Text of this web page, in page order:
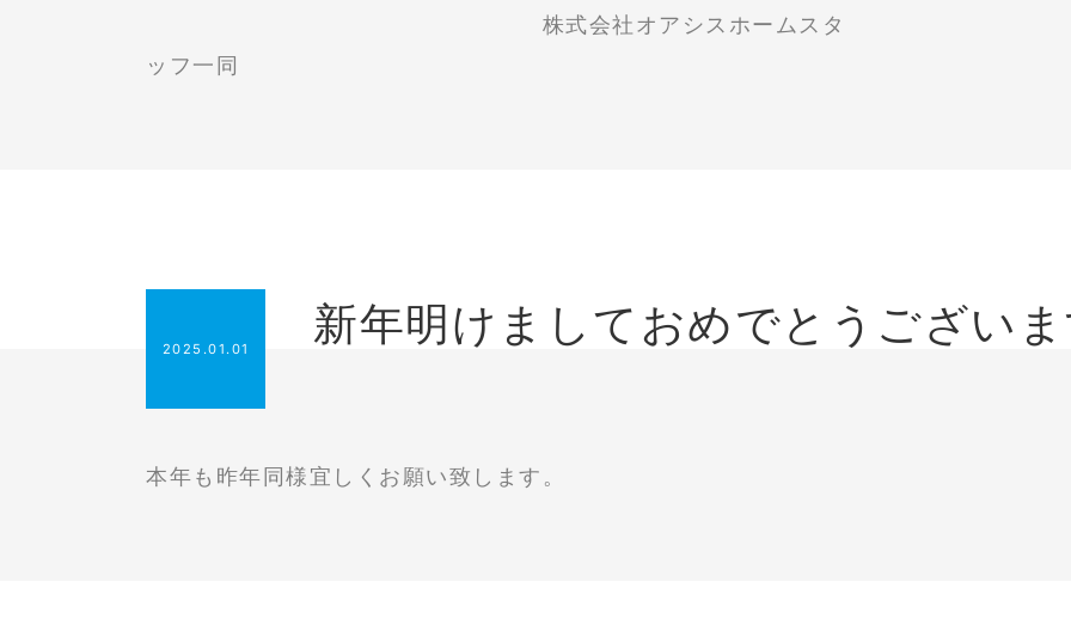
株式会社オアシスホームスタ
ッフ一同
2025.01.01 新年明けましておめでとうござい
本年も昨年同様宜しくお願い致します。